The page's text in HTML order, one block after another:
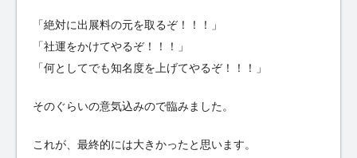
「絶対に出展料の元を取るぞ！！！」
「社運をかけてやるぞ！！！」
「何としてでも知名度を上げてやるぞ！！！」
そのぐらいの意気込みので臨みました。
これが、最終的には大きかったと思います。